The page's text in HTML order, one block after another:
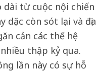
dài từ cuộc nội chiến
dặc còn sót lại và địa
cản các thế hệ
thập kỷ qua.
lần này có sự hỗ